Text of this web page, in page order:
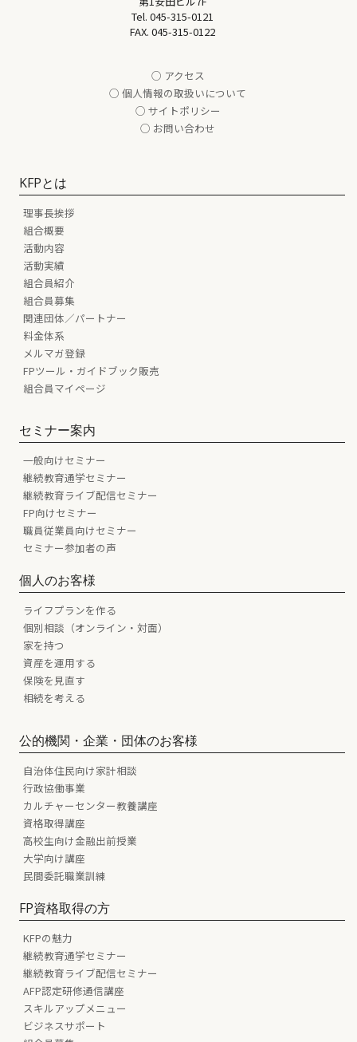
Tel. 045-315-0121
FAX. 045-315-0122
○ アクセス
○ 個人情報の取扱いについて
○ サイトポリシー
○ お問い合わせ
KFPとは
理事長挨拶
組合概要
活動内容
活動実績
組合員紹介
組合員募集
関連団体／パートナー
料金体系
メルマガ登録
FPツール・ガイドブック販売
組合員マイページ
セミナー案内
一般向けセミナー
継続教育通学セミナー
継続教育ライブ配信セミナー
FP向けセミナー
職員従業員向けセミナー
セミナー参加者の声
個人のお客様
ライフプランを作る
個別相談（オンライン・対面）
家を持つ
資産を運用する
保険を見直す
相続を考える
公的機関・企業・団体のお客様
自治体住民向け家計相談
行政協働事業
カルチャーセンター教養講座
資格取得講座
高校生向け金融出前授業
大学向け講座
民間委託職業訓練
FP資格取得の方
KFPの魅力
継続教育通学セミナー
継続教育ライブ配信セミナー
AFP認定研修通信講座
スキルアップメニュー
ビジネスサポート